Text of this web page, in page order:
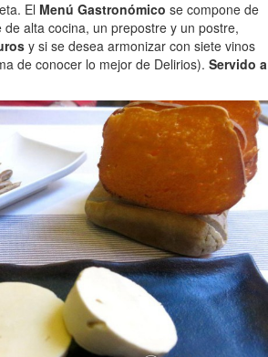
El Menú Gastronómico se compone de
alta cocina, un prepostre y un postre,
y si se desea armonizar con siete vinos
de conocer lo mejor de Delirios). Servido a